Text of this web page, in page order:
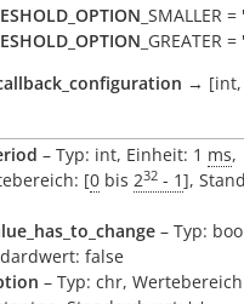
_SMALLER =
_GREATER
→ [int,
– Typ: int, Einheit: 1 ms,
[0 bis 232 - 1],
– Typ:
false
– Typ: chr,